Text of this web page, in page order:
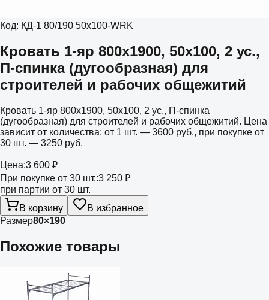
Код: КД-1 80/190 50х100-WRK
Кровать 1-яр 800х1900, 50х100, 2 ус.,
П-спинка (дугообразная) для
строителей и рабочих общежитий
Кровать 1-яр 800х1900, 50х100, 2 ус., П-спинка
(дугообразная) для строителей и рабочих общежитий. Цена
зависит от количества: от 1 шт. — 3600 руб., при покупке от
30 шт. — 3250 руб.
Цена:3 600 ₽
При покупке от 30 шт.:3 250 ₽
при партии от 30 шт.
В корзину
В избранное
Размер80×190
Похожие товары